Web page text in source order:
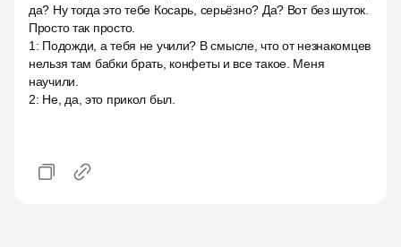
да? Ну тогда это тебе Косарь, серьёзно? Да? Вот без шуток.
Просто так просто.
1 : Подожди, а тебя не учили? В смысле, что от незнакомцев
нельзя там бабки брать, конфеты и все такое. Меня
научили.
2: Не, да, это прикол был.